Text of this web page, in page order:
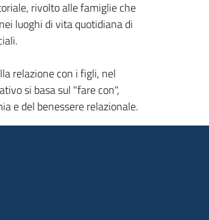
rivolto alle famiglie che
luoghi di vita quotidiana di
relazione con i figli, nel
si basa sul "fare con",
e del benessere relazionale.